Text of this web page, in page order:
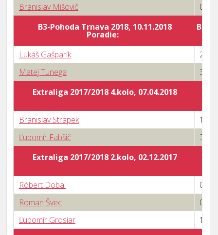
Branislav Mišovič
0 : 3
B3-Pohoda Trnava 2018, 10.11.2018
Poradie:
Lukáš Gašparík
2 : 3
Matej Tunega
3 : 0
Extraliga 2017/2018 4.kolo, 07.04.2018
Branislav Strapek
1 : 3
Ľubomír Fabšič
3 : 1
Extraliga 2017/2018 2.kolo, 02.12.2017
Róbert Dobai
0 : 3
Roman Švec
0 : 3
Ľubomír Grosiar
1 : 3